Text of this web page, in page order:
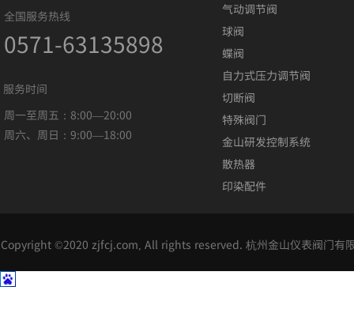
全国服务热线
0571-63135898
服务时间
周一至周五：8:00—20:00
周六、周日：9:00—18:00
气动调节阀
球阀
蝶阀
自力式压力调节阀
切断阀
特殊阀门
金山研发控制系统
散热器
印染配件
Copyright ©2020 zjfcj.com, All rights reserved. 杭州金山仪表阀门有